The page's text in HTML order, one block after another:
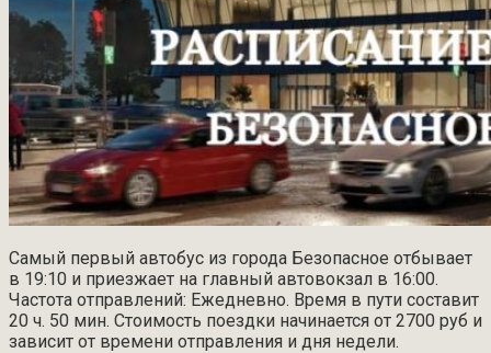
Самый первый автобус из города Безопасное отбывает
в 19:10 и приезжает на главный автовокзал в 16:00.
Частота отправлений: Ежедневно. Время в пути составит
20 ч. 50 мин. Стоимость поездки начинается от 2700 руб и
зависит от времени отправления и дня недели.